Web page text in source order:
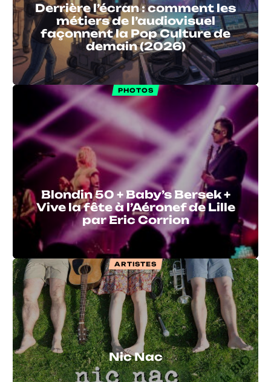
Derrière l’écran : comment les
métiers de l’audiovisuel
façonnent la Pop Culture de
demain (2026)
PHOTOS
Blondin 50 + Baby’s Bersek +
Vive la fête à l’Aéronef de Lille
par Eric Corrion
ARTISTES
Nic Nac